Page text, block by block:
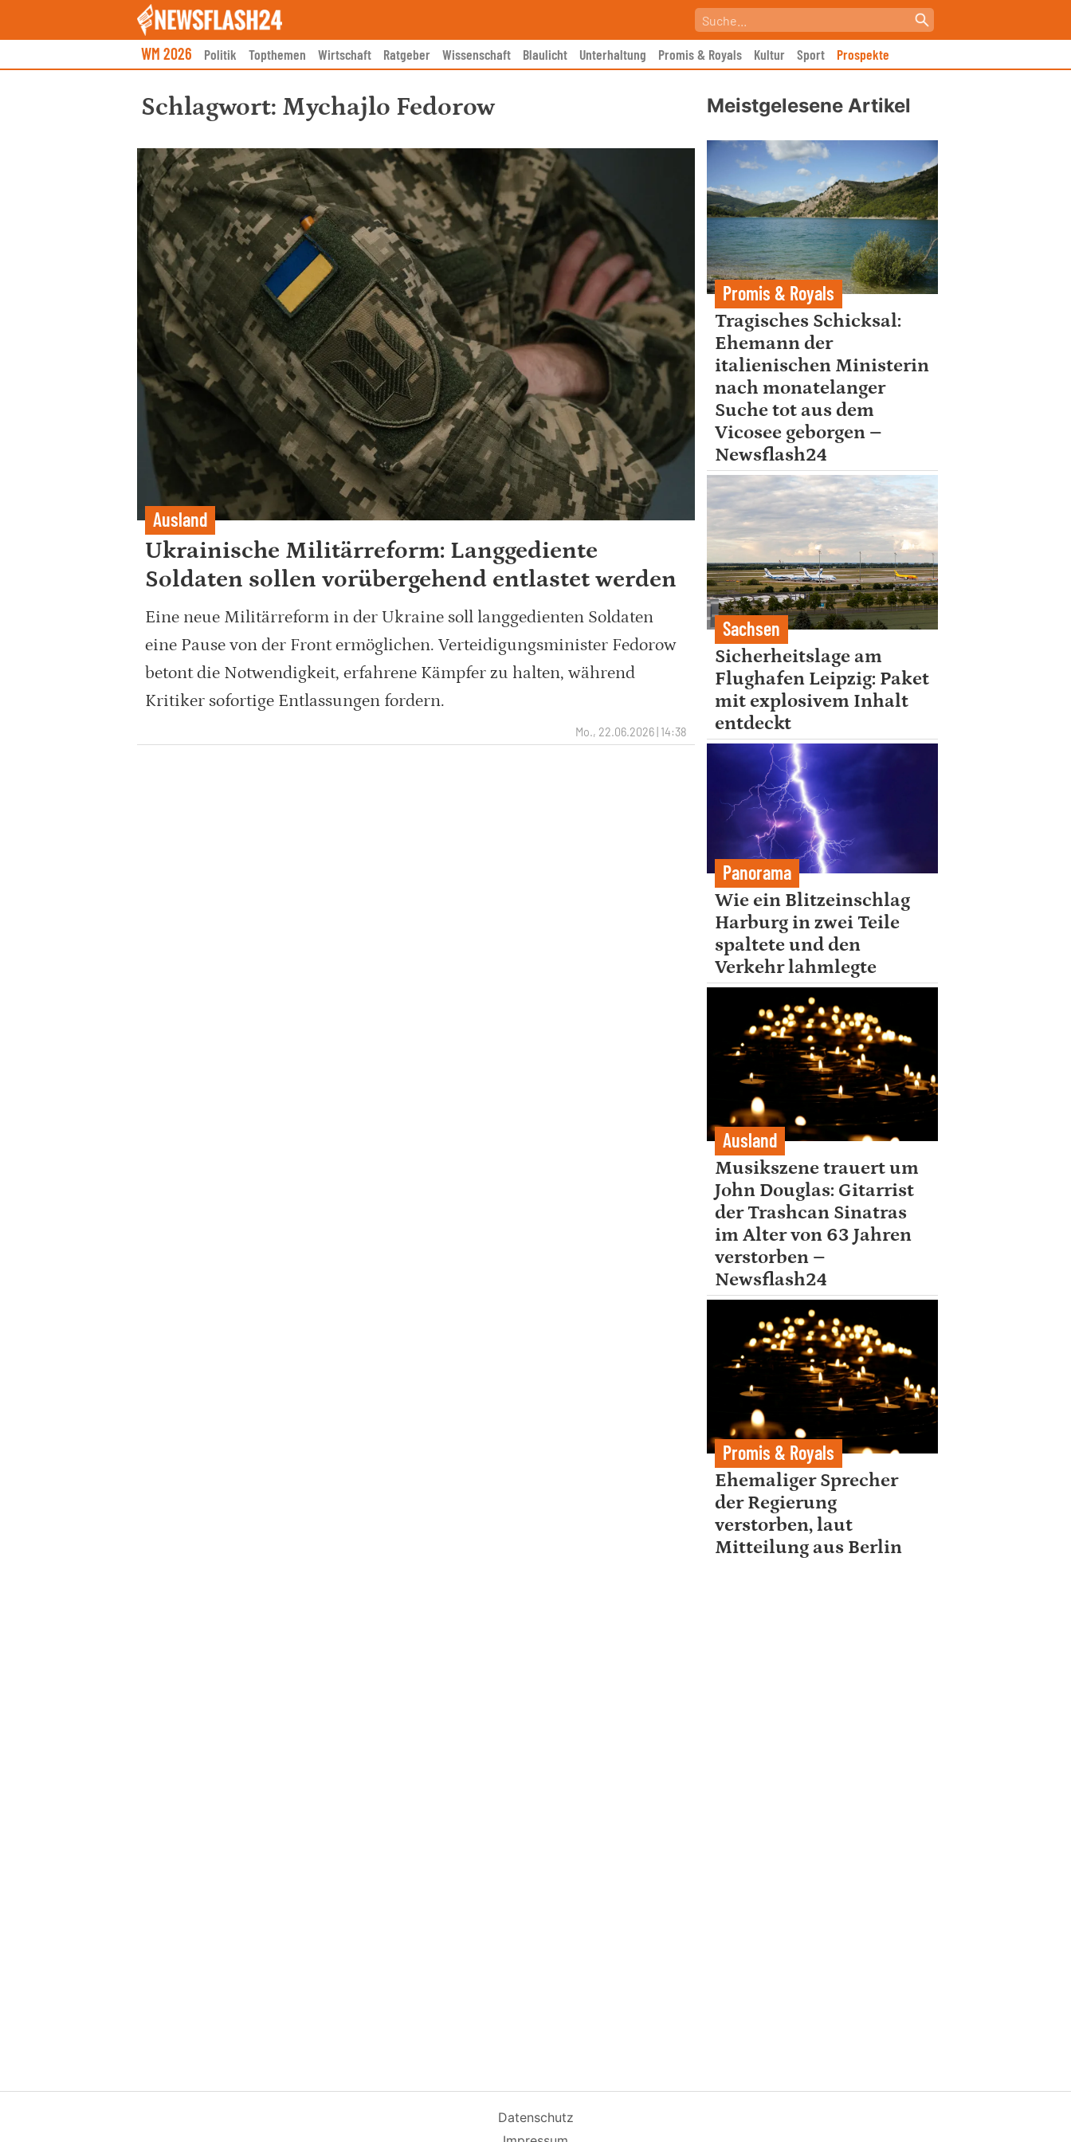
WM 2026 Politik Topthemen Wirtschaft Ratgeber Wissenschaft Blaulicht Unterhaltung Promis & Royals Kultur Sport Prospekte
Schlagwort: Mychajlo Fedorow
Ausland
Ukrainische Militärreform: Langgediente
Soldaten sollen vorübergehend entlastet werden
Eine neue Militärreform in der Ukraine soll langgedienten Soldaten
eine Pause von der Front ermöglichen. Verteidigungsminister Fedorow
betont die Notwendigkeit, erfahrene Kämpfer zu halten, während
Kritiker sofortige Entlassungen fordern.
Mo., 22.06.2026 | 14:38
Meistgelesene Artikel
Promis & Royals
Tragisches Schicksal:
Ehemann der
italienischen Ministerin
nach monatelanger
Suche tot aus dem
Vicosee geborgen –
Newsflash24
Sachsen
Sicherheitslage am
Flughafen Leipzig: Paket
mit explosivem Inhalt
entdeckt
Panorama
Wie ein Blitzeinschlag
Harburg in zwei Teile
spaltete und den
Verkehr lahmlegte
Ausland
Musikszene trauert um
John Douglas: Gitarrist
der Trashcan Sinatras
im Alter von 63 Jahren
verstorben –
Newsflash24
Promis & Royals
Ehemaliger Sprecher
der Regierung
verstorben, laut
Mitteilung aus Berlin
Datenschutz